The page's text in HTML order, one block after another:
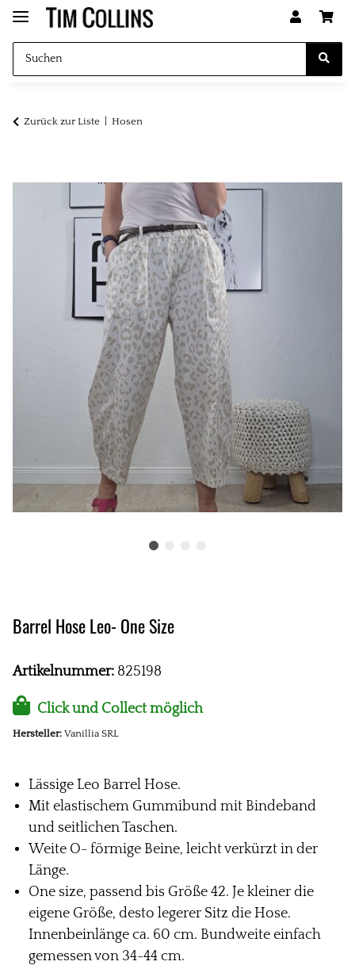
Zurück zur Liste Hosen
Barrel Hose Leo- One Size
Artikelnummer: 825198
Click und Collect möglich
Hersteller: Vanillia SRL
Lässige Leo Barrel Hose.
Mit elastischem Gummibund mit Bindeband
und seitlichen Taschen.
Weite O- förmige Beine, leicht verkürzt in der
Länge.
One size, passend bis Größe 42. Je kleiner die
eigene Größe, desto legerer Sitz die Hose.
Innenbeinlänge ca. 60 cm. Bundweite einfach
gemessen von 34-44 cm.